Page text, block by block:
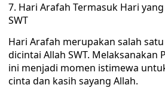
7. Hari Arafah Termasuk Hari
SWT
Hari Arafah merupakan salah
dicintai Allah SWT. Melaksanakan
ini menjadi momen istimewa
cinta dan kasih sayang Allah.